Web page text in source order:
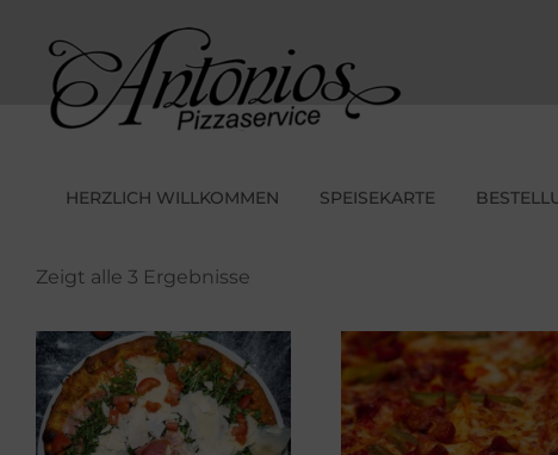
content
HERZLICH WILLKOMMEN SPEISEKARTE
Zeigt alle 3 Ergebnisse